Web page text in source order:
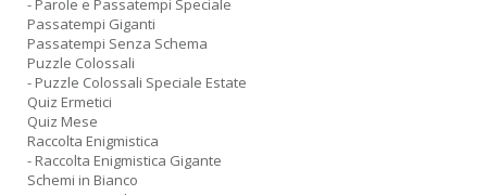
- Parole e Passatempi Speciale
Passatempi Giganti
Passatempi Senza Schema
Puzzle Colossali
- Puzzle Colossali Speciale Estate
Quiz Ermetici
Quiz Mese
Raccolta Enigmistica
- Raccolta Enigmistica Gigante
Schemi in Bianco